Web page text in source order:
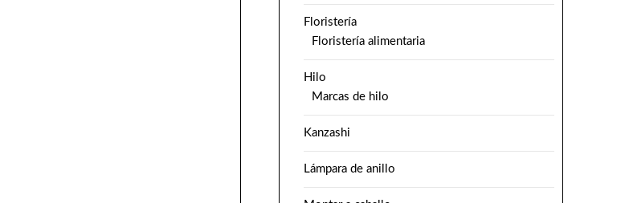
Floristería
Floristería alimentaria
Hilo
Marcas de hilo
Kanzashi
Lámpara de anillo